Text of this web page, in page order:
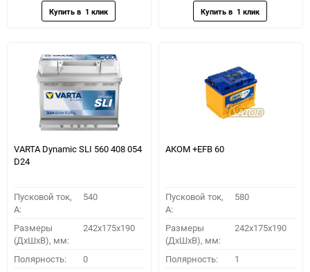
VARTA Dynamic SLI 560 408 054
D24
Пусковой ток,
A:
540
Размеры
(ДхШхВ), мм:
242x175x190
Полярность: 0
АКОМ +EFB 60
Пусковой ток,
A:
580
Размеры
(ДхШхВ), мм:
242x175x190
Полярность: 1